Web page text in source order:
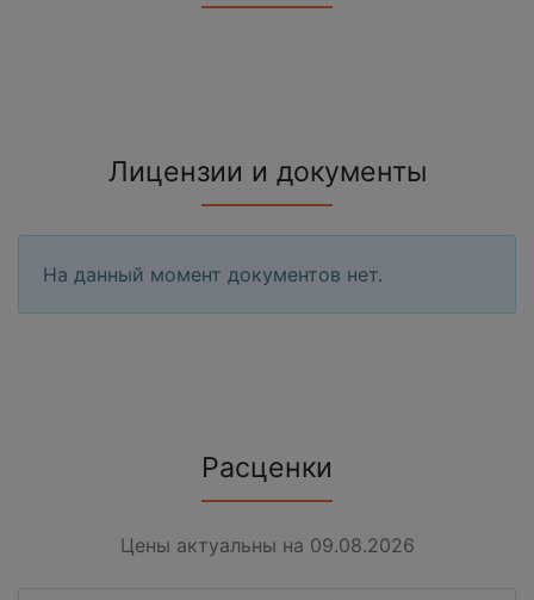
Лицензии и документы
На данный момент документов нет.
Расценки
Цены актуальны на 09.08.2026